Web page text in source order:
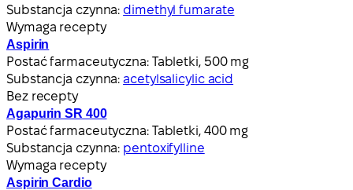
Substancja czynna: dimethyl fumarate
Wymaga recepty
Aspirin
Postać farmaceutyczna: Tabletki, 500 mg
Substancja czynna:acetylsalicylic acid
Bez recepty
Agapurin SR 400
Postać farmaceutyczna: Tabletki, 400 mg
Substancja czynna: pentoxifylline
Wymaga recepty
Aspirin Cardio